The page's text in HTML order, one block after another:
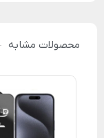
محصولات مشابه